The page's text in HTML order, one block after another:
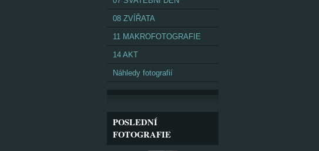
08 ZVÍŘATA
11 MAKROFOTOGRAFIE
14 AKT
Náhledy fotografií
POSLEDNÍ
FOTOGRAFIE